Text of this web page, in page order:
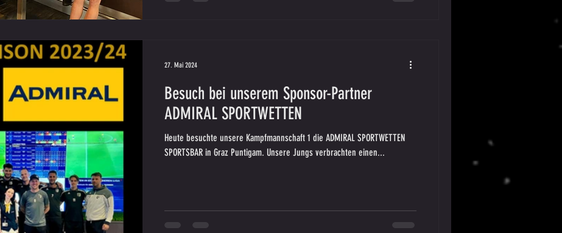
Besuch bei unserem Sponsor-Partner
ADMIRAL SPORTWETTEN
Heute besuchte unsere Kampfmannschaft 1 die ADMIRAL SPORTWETTEN
SPORTSBAR in Graz Puntigam. Unsere Jungs verbrachten einen...
27. Mai 2024